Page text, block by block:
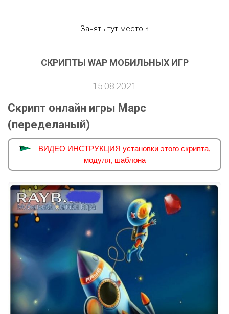
Занять тут место ↑
СКРИПТЫ WAP МОБИЛЬНЫХ ИГР
15.08.2021
Скрипт онлайн игры Марс
(переделаный)
ВИДЕО ИНСТРУКЦИЯ установки этого скрипта,
модуля, шаблона